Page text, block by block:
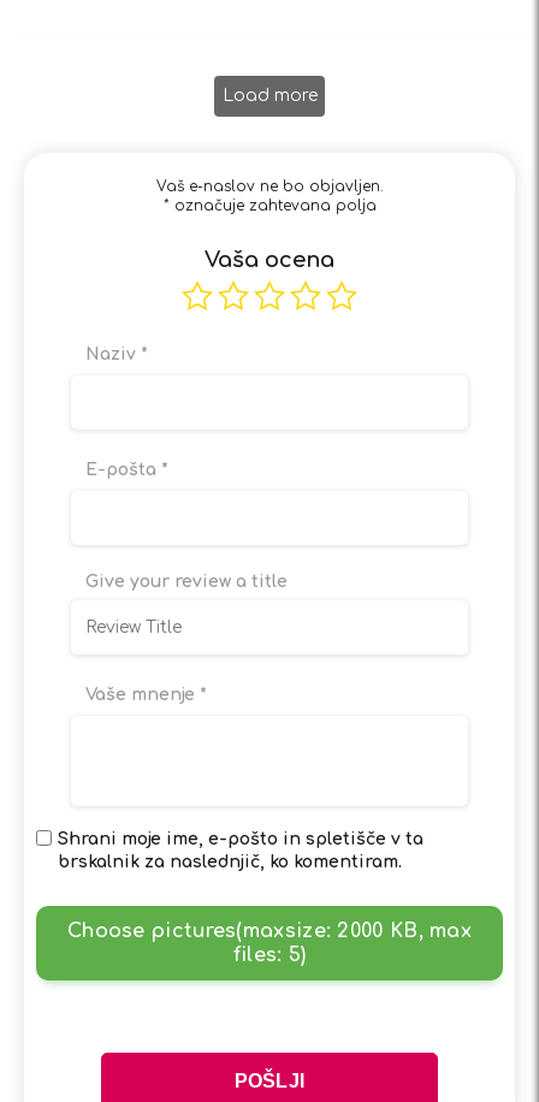
Load more
Vaš e-naslov ne bo objavljen.
* označuje zahtevana polja
Give your review a title
Vaša ocena
Vaše mnenje *
Choose pictures(maxsize: 2000 KB, max
files: 5)
Naziv *
E-pošta *
Shrani moje ime, e-pošto in spletišče v ta
brskalnik za naslednjič, ko komentiram.